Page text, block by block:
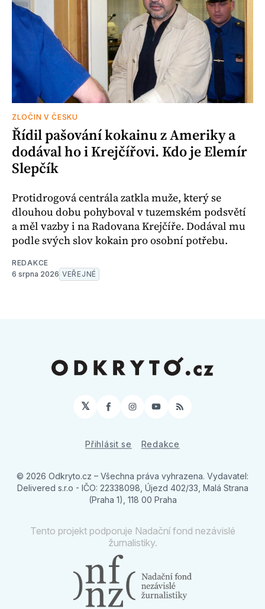
ZLOČIN V ČESKU
Řídil pašování kokainu z Ameriky a
dodával ho i Krejčířovi. Kdo je Elemír
Slepčík
Protidrogová centrála zatkla muže, který se
dlouhou dobu pohyboval v tuzemském podsvětí
a měl vazby i na Radovana Krejčíře. Dodával mu
podle svých slov kokain pro osobní potřebu.
REDAKCE
6 srpna 2026 VEŘEJNÉ
𝕏 Facebook
Instagram
YouTube
RSS
Přihlásit se Redakce
© 2026 Odkryto.cz – Všechna práva vyhrazena. Vydavatel:
Delivered s.r.o - IČO: 22338098, Újezd 402/33, Malá Strana
(Praha 1), 118 00 Praha
Tento projekt podporuje Nadační fond nezávislé
žurnalistiky.